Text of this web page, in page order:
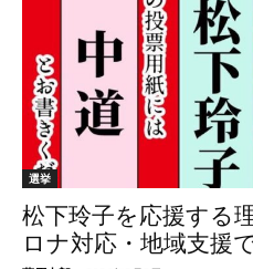
選挙
松下玲子を応援する
ロナ対応・地域支援